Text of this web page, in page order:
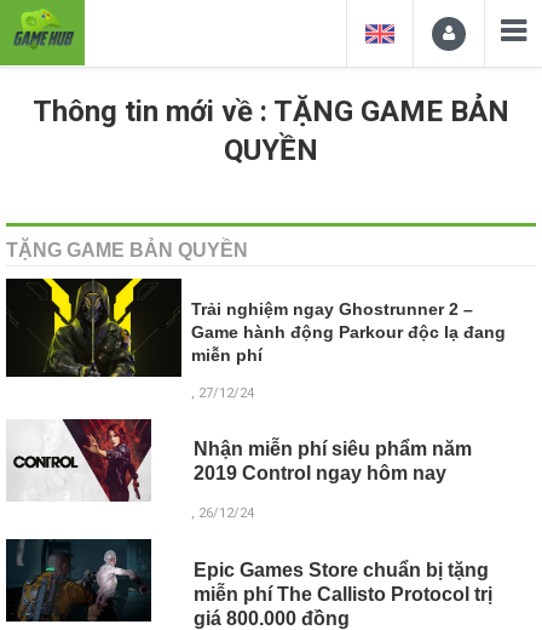
Thông tin mới về : TẶNG GAME BẢN
QUYỀN
TẶNG GAME BẢN QUYỀN
Trải nghiệm ngay Ghostrunner 2 –
Game hành động Parkour độc lạ đang
miễn phí
, 27/12/24
Nhận miễn phí siêu phẩm năm
2019 Control ngay hôm nay
, 26/12/24
Epic Games Store chuẩn bị tặng
miễn phí The Callisto Protocol trị
giá 800.000 đồng